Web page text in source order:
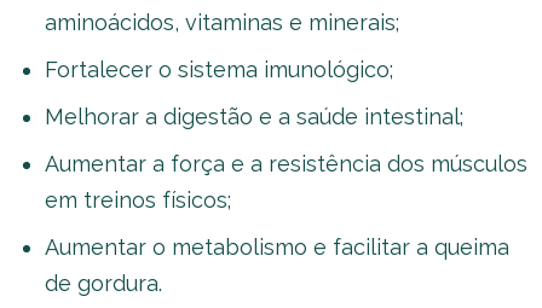
aminoácidos, vitaminas e minerais;
Fortalecer o sistema imunológico;
Melhorar a digestão e a saúde intestinal;
Aumentar a força e a resistência dos músculos
em treinos físicos;
Aumentar o metabolismo e facilitar a queima
de gordura.